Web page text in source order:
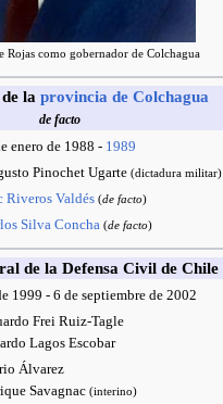
Rojas como gobernador de Colchagua
de laprovincia de Colchagua
de facto
enero de 1988 - 1989
Pinochet Ugarte(dictadura militar)
Riveros Valdés (de facto)
Silva Concha (de facto)
de la Defensa Civil de Chile
1999 - 6 de septiembre de 2002
Frei Ruiz-Tagle
Lagos Escobar
Álvarez
Savagnac(interino)